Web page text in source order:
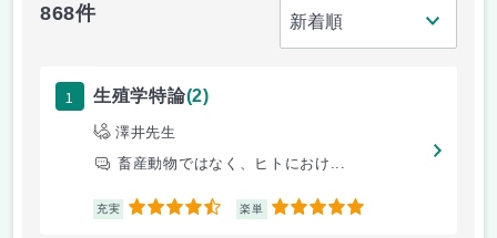
868件
1 生殖学特論(2)
澤井先生
畜産動物ではなく、ヒトにおけ...
充実 4.5 楽単 5